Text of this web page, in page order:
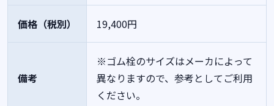
価格（税別） 19,400円
備考
※ゴム栓のサイズはメーカによって
異なりますので、参考としてご利用
ください。